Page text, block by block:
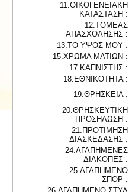
11.ΟΙΚΟΓΕΝΕΙΑΚΗ
ΚΑΤΑΣΤΑΣΗ :
12.ΤΟΜΕΑΣ
ΑΠΑΣΧΟΛΗΣΗΣ :
13.ΤΟ ΥΨΟΣ ΜΟΥ :
15.ΧΡΩΜΑ ΜΑΤΙΩΝ :
17.ΚΑΠΝΙΣΤΗΣ :
18.ΕΘΝΙΚΟΤΗΤΑ :
19.ΘΡΗΣΚΕΙΑ :
20.ΘΡΗΣΚΕΥΤΙΚΗ
ΠΡΟΣΗΛΩΣΗ :
21.ΠΡΟΤΙΜΗΣΗ
ΔΙΑΣΚΕΔΑΣΗΣ :
24.ΑΓΑΠΗΜΕΝΕΣ
ΔΙΑΚΟΠΕΣ :
25.ΑΓΑΠΗΜΕΝΟ
ΣΠΟΡ :